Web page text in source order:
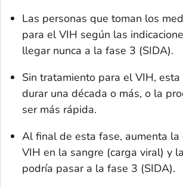
Las personas que toman los
para el VIH según las
llegar nunca a la fase 3 (SIDA).
Sin tratamiento para el VIH,
durar una década o más, o la
ser más rápida.
Al final de esta fase, aumenta la
VIH en la sangre (carga viral) y
podría pasar a la fase 3 (SIDA).